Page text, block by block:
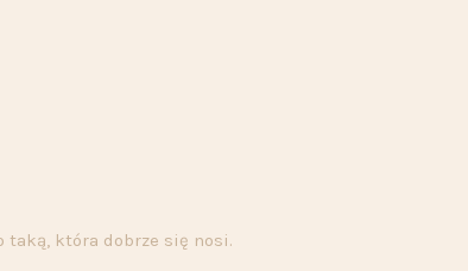
taką, która dobrze się nosi.